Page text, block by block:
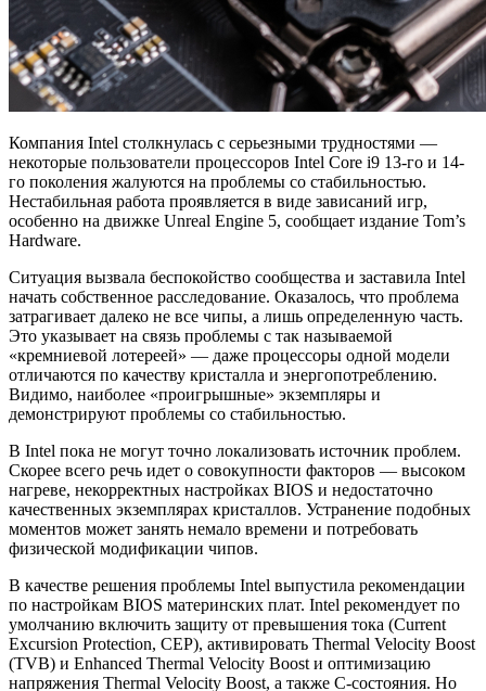
Компания Intel столкнулась с серьезными трудностями —
некоторые пользователи процессоров Intel Core i9 13-го и 14-
го поколения жалуются на проблемы со стабильностью.
Нестабильная работа проявляется в виде зависаний игр,
особенно на движке Unreal Engine 5, сообщает издание Tom’s
Hardware.
Ситуация вызвала беспокойство сообщества и заставила Intel
начать собственное расследование. Оказалось, что проблема
затрагивает далеко не все чипы, а лишь определенную часть.
Это указывает на связь проблемы с так называемой
«кремниевой лотереей» — даже процессоры одной модели
отличаются по качеству кристалла и энергопотреблению.
Видимо, наиболее «проигрышные» экземпляры и
демонстрируют проблемы со стабильностью.
В Intel пока не могут точно локализовать источник проблем.
Скорее всего речь идет о совокупности факторов — высоком
нагреве, некорректных настройках BIOS и недостаточно
качественных экземплярах кристаллов. Устранение подобных
моментов может занять немало времени и потребовать
физической модификации чипов.
В качестве решения проблемы Intel выпустила рекомендации
по настройкам BIOS материнских плат. Intel рекомендует по
умолчанию включить защиту от превышения тока (Current
Excursion Protection, CEP), активировать Thermal Velocity Boost
(TVB) и Enhanced Thermal Velocity Boost и оптимизацию
напряжения Thermal Velocity Boost, а также C-состояния. Но